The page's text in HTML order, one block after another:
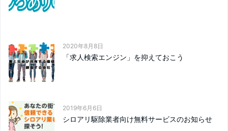
2020年8月8日
「求人検索エンジン」を抑えておこう
2019年6月6日
シロアリ駆除業者向け無料サービスのお知らせ